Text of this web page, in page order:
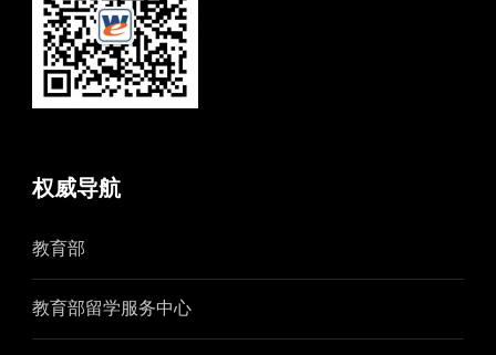
权威导航
教育部
教育部留学服务中心